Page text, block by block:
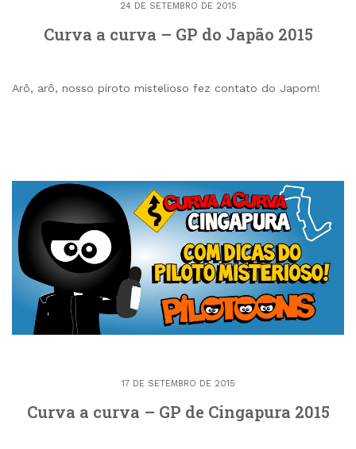
24 DE SETEMBRO DE 2015
Curva a curva – GP do Japão 2015
Arô, arô, nosso piroto mistelioso fez contato do Japom!
17 DE SETEMBRO DE 2015
Curva a curva – GP de Cingapura 2015